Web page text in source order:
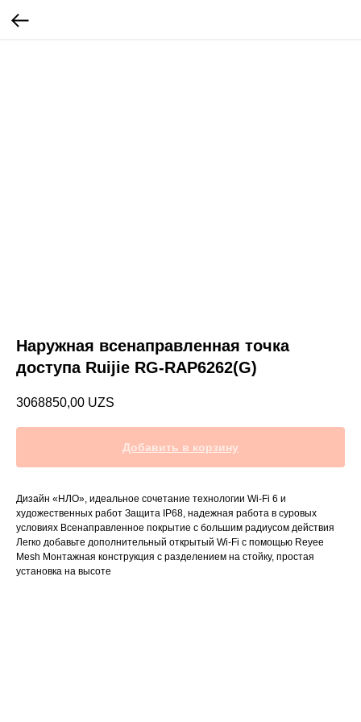
Наружная всенаправленная точка
доступа Ruijie RG-RAP6262(G)
3068850,00 UZS
Добавить в корзину
Дизайн «НЛО», идеальное сочетание технологии Wi-Fi 6 и
художественных работ Защита IP68, надежная работа в суровых
условиях Всенаправленное покрытие с большим радиусом действия
Легко добавьте дополнительный открытый Wi-Fi с помощью Reyee
Mesh Монтажная конструкция с разделением на стойку, простая
установка на высоте